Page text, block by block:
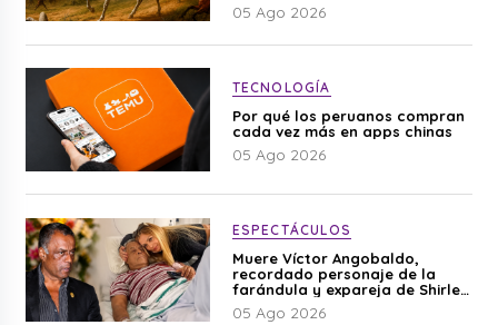
05 Ago 2026
TECNOLOGÍA
Por qué los peruanos compran
cada vez más en apps chinas
05 Ago 2026
ESPECTÁCULOS
Muere Víctor Angobaldo,
recordado personaje de la
farándula y expareja de Shirley
Cherres
05 Ago 2026